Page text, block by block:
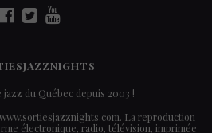
jazz du Québec depuis 2003 !
La reproduction
électronique, radio, télévision, imprimée